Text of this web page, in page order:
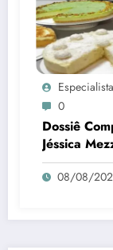
0
Dossiê
Jéssica
08/08/